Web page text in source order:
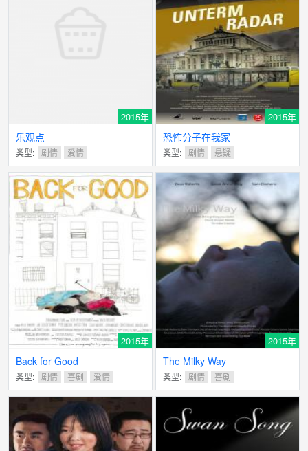
2015年
乐观点
类型: 剧情 爱情
2015年
恐怖分子在我家
类型: 剧情 悬疑
2015年
Back for Good
类型: 剧情 喜剧 爱情
2015年
The Milky Way
类型: 剧情 喜剧